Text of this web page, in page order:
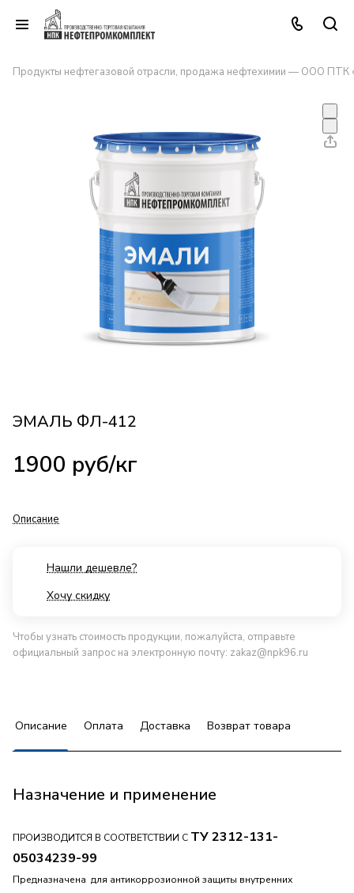
Продукты нефтегазовой отрасли, продажа нефтехимии — ООО ПТК
ЭМАЛЬ ФЛ-412
1900 руб/кг
Описание
Нашли дешевле?
Хочу скидку
Чтобы узнать стоимость продукции, пожалуйста, отправьте
официальный запрос на электронную почту: zakaz@npk96.ru
Описание Оплата Доставка Возврат товара
Назначение и применение
ПРОИЗВОДИТСЯ В СООТВЕТСТВИИ С ТУ 2312-131-
05034239-99
Предназначена для антикоррозионной защиты внутренних